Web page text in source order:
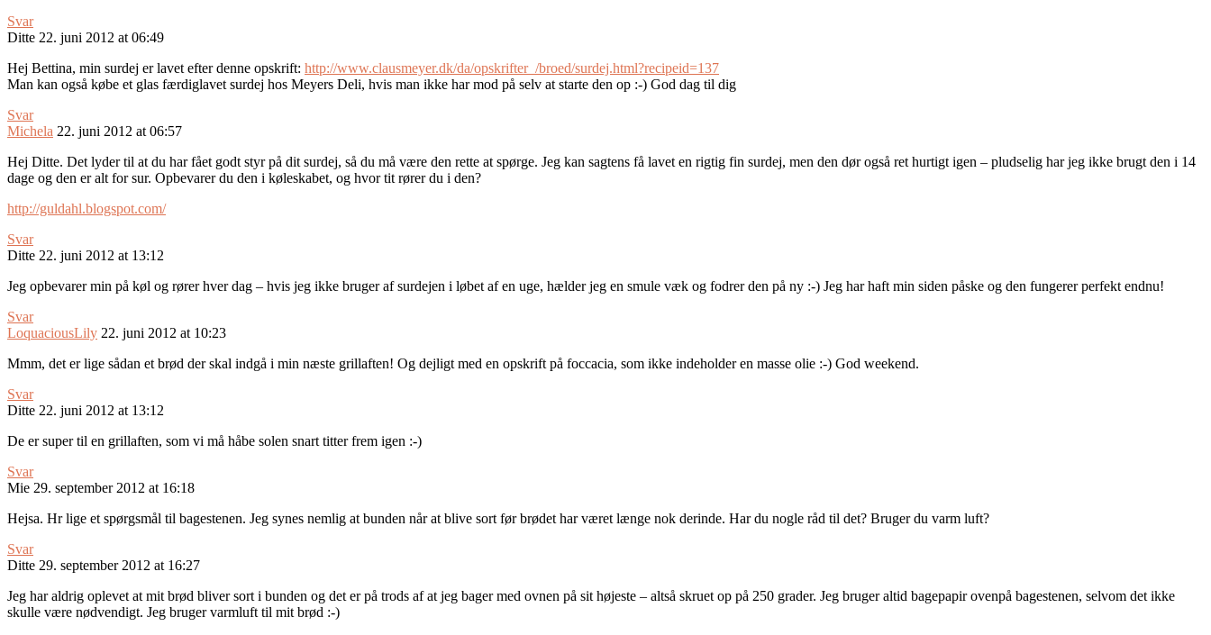
Svar
Ditte 22. juni 2012 at 06:49
Hej Bettina, min surdej er lavet efter denne opskrift: http://www.clausmeyer.dk/da/opskrifter_/broed/surdej.html?recipeid=137
Man kan også købe et glas færdiglavet surdej hos Meyers Deli, hvis man ikke har mod på selv at starte den op :-) God dag til dig
Svar
Michela 22. juni 2012 at 06:57
Hej Ditte. Det lyder til at du har fået godt styr på dit surdej, så du må være den rette at spørge. Jeg kan sagtens få lavet en rigtig fin surdej, men den dør også ret hurtigt igen – pludselig har jeg ikke brugt den i 14
dage og den er alt for sur. Opbevarer du den i køleskabet, og hvor tit rører du i den?
http://guldahl.blogspot.com/
Svar
Ditte 22. juni 2012 at 13:12
Jeg opbevarer min på køl og rører hver dag – hvis jeg ikke bruger af surdejen i løbet af en uge, hælder jeg en smule væk og fodrer den på ny :-) Jeg har haft min siden påske og den fungerer perfekt endnu!
Svar
LoquaciousLily 22. juni 2012 at 10:23
Mmm, det er lige sådan et brød der skal indgå i min næste grillaften! Og dejligt med en opskrift på foccacia, som ikke indeholder en masse olie :-) God weekend.
Svar
Ditte 22. juni 2012 at 13:12
De er super til en grillaften, som vi må håbe solen snart titter frem igen :-)
Svar
Mie 29. september 2012 at 16:18
Hejsa. Hr lige et spørgsmål til bagestenen. Jeg synes nemlig at bunden når at blive sort før brødet har været længe nok derinde. Har du nogle råd til det? Bruger du varm luft?
Svar
Ditte 29. september 2012 at 16:27
Jeg har aldrig oplevet at mit brød bliver sort i bunden og det er på trods af at jeg bager med ovnen på sit højeste – altså skruet op på 250 grader. Jeg bruger altid bagepapir ovenpå bagestenen, selvom det ikke
skulle være nødvendigt. Jeg bruger varmluft til mit brød :-)